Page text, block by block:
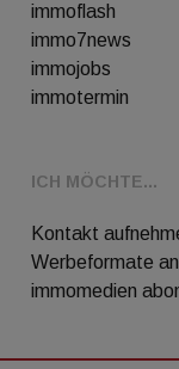
immoflash
immo7news
immojobs
immotermin
ICH MÖCHTE...
Kontakt
Werbeformate
immomedien